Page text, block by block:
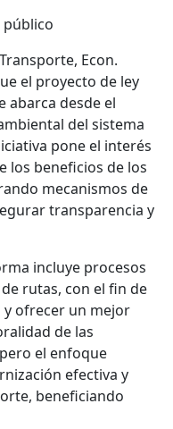
Econ.
el proyecto de ley
abarca desde el
del sistema
pone el interés
los beneficios de los
mecanismos de
transparencia y
incluye procesos
rutas, con el fin de
y ofrecer un mejor
de las
el enfoque
efectiva y
beneficiando